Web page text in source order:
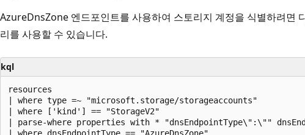
AzureDnsZone 엔드포인트를 사용하여 스토리지 계정을 식별하려면
리를 사용할 수 있습니다.
kql
resources
| where type =~ "microsoft.storage/storageaccounts"
| where ['kind'] == "StorageV2"
| parse-where properties with * "dnsEndpointType\":\""